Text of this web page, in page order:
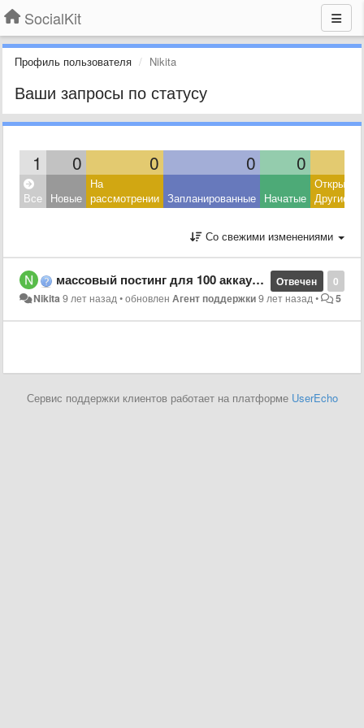
SocialKit
Профиль пользователя Nikita
Ваши запросы по статусу
1 0 0 0 0
Все Новые
На
рассмотрении Запланированные Начатые Другие
Со свежими изменениями
0
Отвечен
массовый постинг для 100 аккаунтов
Nikita9 лет назад•обновленАгент поддержки9 лет назад• 5
Сервис поддержки клиентов работает на платформе UserEcho